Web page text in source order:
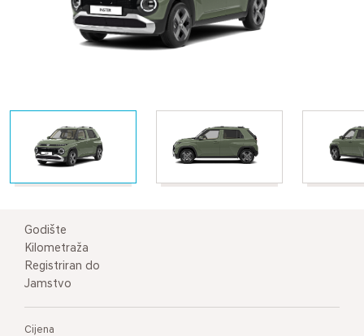
Godište
Kilometraža
Registriran do
Jamstvo
Cijena